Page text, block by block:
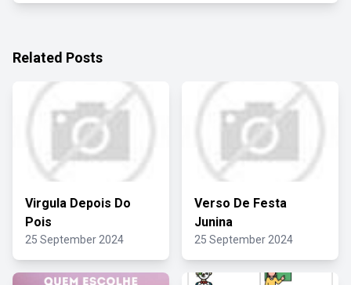
Related Posts
Virgula Depois Do
Pois
25 September 2024
Verso De Festa
Junina
25 September 2024